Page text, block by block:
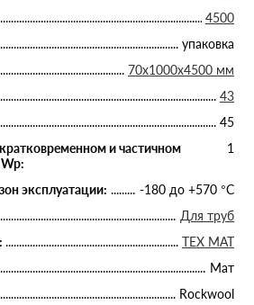
4500
упаковка
70х1000х4500 мм
43
45
и частичном
1
эксплуатации:
-180 до +570 °С
Для труб
ТЕХ МАТ
Мат
Rockwool